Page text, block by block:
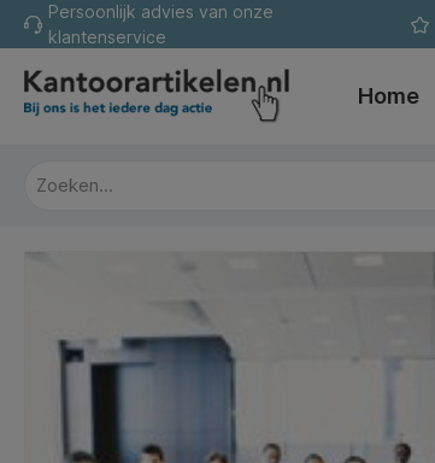
Ga naar de hoofdnavigatie
Persoonlijk advies van onze
klantenservice
Home